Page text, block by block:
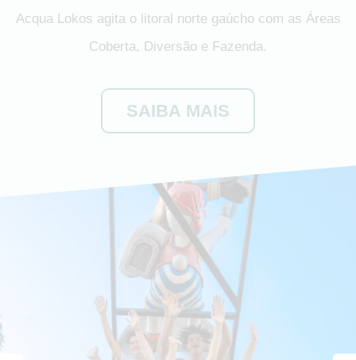
Acqua Lokos agita o litoral norte gaúcho com as Áreas
Coberta, Diversão e Fazenda.
SAIBA MAIS